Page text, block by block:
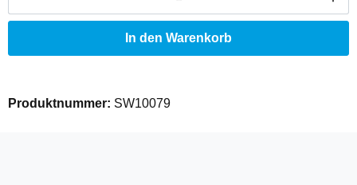
In den Warenkorb
Produktnummer: SW10079